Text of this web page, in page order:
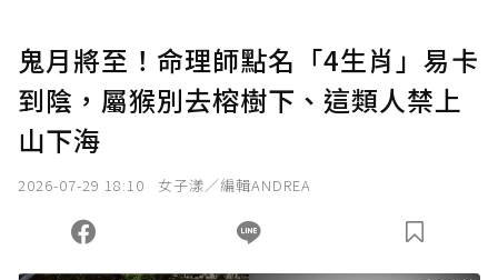
確認送出
您當前剩餘 U 利點數：0點；前往 購買點數
鬼月將至！命理師點名「4生肖」易卡
到陰，屬猴別去榕樹下、這類人禁上
山下海
2026-07-29 18:10 女子漾／編輯ANDREA